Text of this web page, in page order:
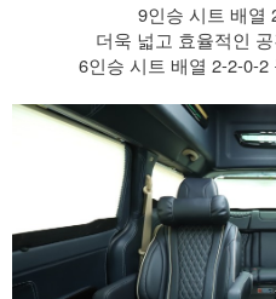
9인승 시트 배열
더욱 넓고 효율적인
6인승 시트 배열 2-2-0-